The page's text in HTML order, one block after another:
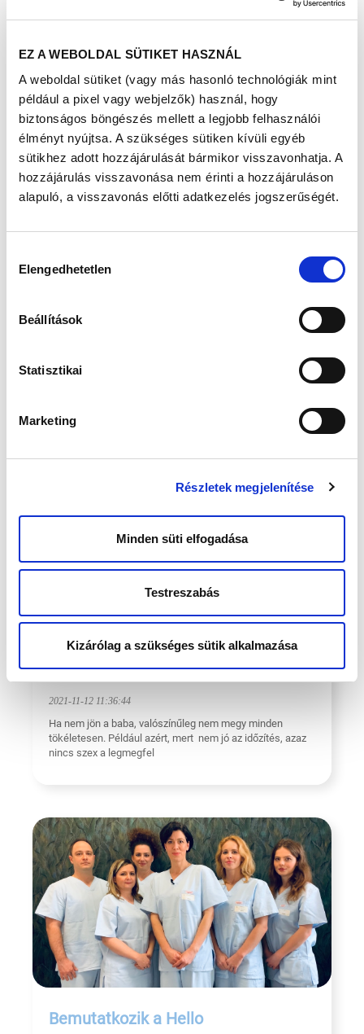
EZ A WEBOLDAL SÜTIKET HASZNÁL
A weboldal sütiket (vagy más hasonló technológiák mint
például a pixel vagy webjelzők) használ, hogy
biztonságos böngészés mellett a legjobb felhasználói
élményt nyújtsa. A szükséges sütiken kívüli egyéb
sütikhez adott hozzájárulását bármikor visszavonhatja. A
hozzájárulás visszavonása nem érinti a hozzájáruláson
alapuló, a visszavonás előtti adatkezelés jogszerűségét.
kiválasztása
Elengedhetetlen
Beállítások
Statisztikai
Marketing
Részletek megjelenítése
Minden süti elfogadása
Testreszabás
Kizárólag a szükséges sütik alkalmazása
Lombik camino - a mi utunk
A napokban szembe jött velem egy mondat: „lombik
Mi lehet az oka, amiért nem jön a
baba?
2021-11-12 11:36:44
Ha nem jön a baba, valószínűleg nem megy minden
tökéletesen. Például azért, mert nem jó az időzítés, azaz
nincs szex a legmegfel
Bemutatkozik a Hello